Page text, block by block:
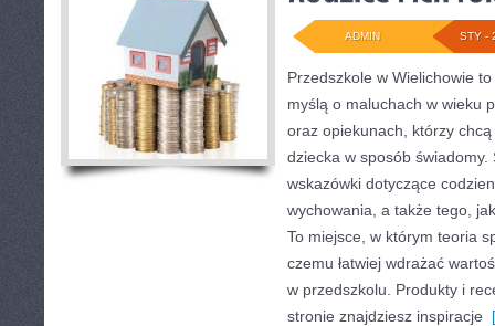
STY -
ADMIN
Przedszkole w Wielichowie
myślą o maluchach w wieku
oraz opiekunach, którzy
dziecka w sposób
wskazówki dotyczące
wychowania, a także tego,
To miejsce, w którym teoria
czemu łatwiej wdrażać
w przedszkolu. Produkty i
stronie znajdziesz inspiracje